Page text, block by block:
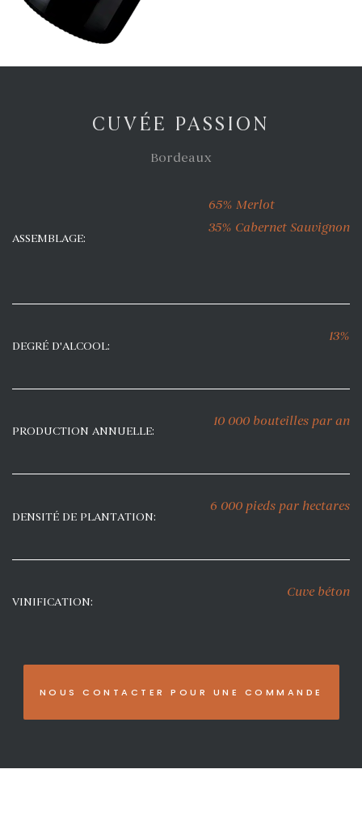
CUVÉE PASSION
Bordeaux
ASSEMBLAGE:
65% Merlot
35% Cabernet Sauvignon
DEGRÉ D'ALCOOL:
13%
PRODUCTION ANNUELLE:
10 000 bouteilles par an
DENSITÉ DE PLANTATION:
6 000 pieds par hectares
VINIFICATION:
Cuve béton
NOUS CONTACTER POUR UNE COMMANDE